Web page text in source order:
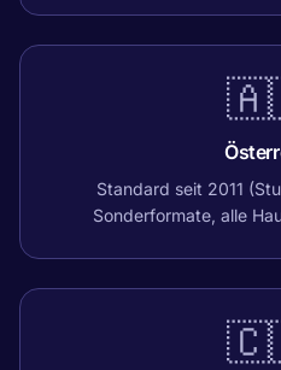
Standard seit 2011
Sonderformate, alle